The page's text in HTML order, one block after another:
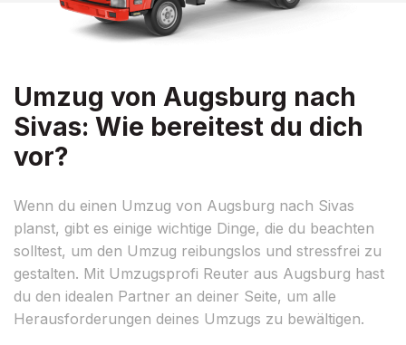
Umzug von Augsburg nach
Sivas: Wie bereitest du dich
vor?
Wenn du einen Umzug von Augsburg nach Sivas
planst, gibt es einige wichtige Dinge, die du beachten
solltest, um den Umzug reibungslos und stressfrei zu
gestalten. Mit Umzugsprofi Reuter aus Augsburg hast
du den idealen Partner an deiner Seite, um alle
Herausforderungen deines Umzugs zu bewältigen.